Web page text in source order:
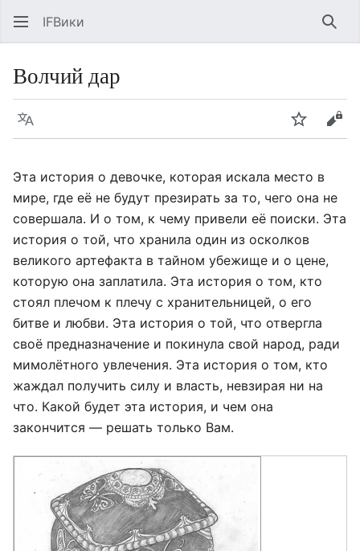
IFВики
Волчий дар
Язык Следить
Эта история о девочке, которая искала место в
мире, где её не будут презирать за то, чего она не
совершала. И о том, к чему привели её поиски. Эта
история о той, что хранила один из осколков
великого артефакта в тайном убежище и о цене,
которую она заплатила. Эта история о том, кто
стоял плечом к плечу с хранительницей, о его
битве и любви. Эта история о той, что отвергла
своё предназначение и покинула свой народ, ради
мимолётного увлечения. Эта история о том, кто
жаждал получить силу и власть, невзирая ни на
что. Какой будет эта история, и чем она
закончится — решать только Вам.